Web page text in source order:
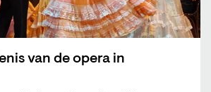
van de opera in